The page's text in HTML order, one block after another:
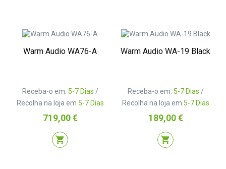
Warm Audio WA76-A
Receba-o em: 5-7 Dias /
Recolha na loja em 5-7 Dias
Preço
719,00 €
shopping_cart
Warm Audio WA-19 Black
Receba-o em: 5-7 Dias /
Recolha na loja em 5-7 Dias
Preço
189,00 €
shopping_cart